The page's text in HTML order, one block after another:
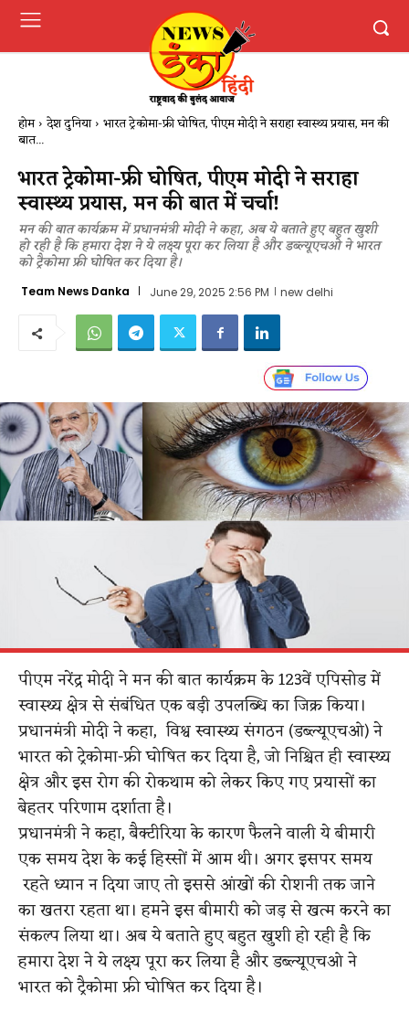
होम देश दुनिया भारत ट्रेकोमा-फ्री घोषित, पीएम मोदी ने सराहा स्वास्थ्य प्रयास, मन की
बात...
भारत ट्रेकोमा-फ्री घोषित, पीएम मोदी ने सराहा
स्वास्थ्य प्रयास, मन की बात में चर्चा!
मन की बात कार्यक्रम में प्रधानमंत्री मोदी ने कहा,​ अब ये बताते हुए बहुत खुशी
हो रही है कि हमारा देश ने ये लक्ष्य पूरा कर लिया है और डब्ल्यूएचओ ने भारत
को ट्रैकोमा फ्री घोषित कर दिया है।
Team News Danka June 29, 2025 2:56 PM new delhi
पीएम नरेंद्र मोदी ने मन की बात कार्यक्रम के 123वें एपिसोड में
स्वास्थ्य क्षेत्र से संबंधित एक बड़ी उपलब्धि का जिक्र किया।
प्रधानमंत्री मोदी ने कहा, विश्व स्वास्थ्य संगठन (डब्ल्यूएचओ) ने
भारत को ट्रेकोमा-फ्री घोषित कर दिया है, जो निश्चित ही स्वास्थ्य
क्षेत्र और इस रोग की रोकथाम को लेकर किए गए प्रयासों का
बेहतर परिणाम दर्शाता है।
प्रधानमंत्री ने कहा, बैक्टीरिया के कारण फैलने वाली ये बीमारी
एक समय देश के कई हिस्सों में आम थी। अगर इसपर समय
रहते ध्यान न दिया जाए तो इससे आंखों की रोशनी तक जाने
का खतरा रहता था। हमने इस बीमारी को जड़ से खत्म करने का
संकल्प लिया था। अब ये बताते हुए बहुत खुशी हो रही है कि
हमारा देश ने ये लक्ष्य पूरा कर लिया है और डब्ल्यूएचओ ने
भारत को ट्रैकोमा फ्री घोषित कर दिया है।